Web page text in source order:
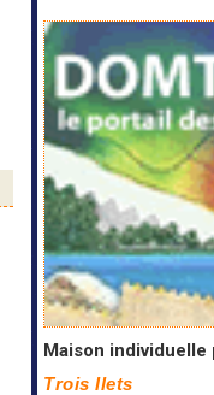
Maison individuelle
Trois Ilets